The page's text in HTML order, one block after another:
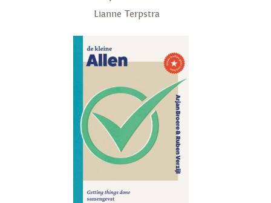
Lianne Terpstra